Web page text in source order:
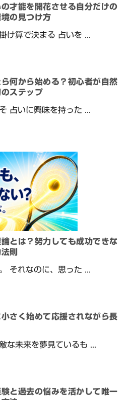
才能を開花させる自分だけの
の見つけ方
け算で決まる 占いを ...
何から始める？初心者が自然
ステップ
占いに興味を持った ...
とは？努力しても成功できな
則
それなのに、思った ...
さく始めて応援されながら長
な未来を夢見ているも ...
と過去の悩みを活かして唯一